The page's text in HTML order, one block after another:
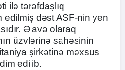
ilə tərəfdaşlıq
edilmiş dəst ASF-nin yeni
Əlavə olaraq
üzvlərinə sahəsinin
şirkətinə məxsus
edilib.